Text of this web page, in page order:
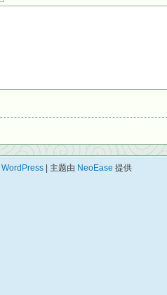
WordPress | 主题由 NeoEase 提供